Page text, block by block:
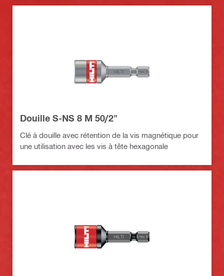
Douille S-NS 8 M 50/2"
Clé à douille avec rétention de la vis magnétique pour
une utilisation avec les vis à tête hexagonale